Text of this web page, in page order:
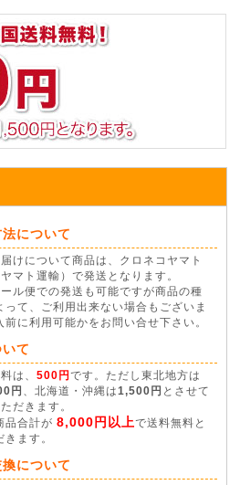
について
届けについて商品は、クロネコヤマト
ヤマト運輸）で発送となります。
ール便での発送も可能ですが商品の種
って、ご利用出来ない場合もございま
前に利用可能かをお問い合せ下さい。
て
は、 500円 です。ただし東北地方は
円
、北海道・沖縄は1,500円 とさせて
だきます。
品合計が 8,000円以上で送料無料と
きます。
について